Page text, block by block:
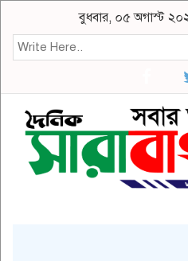
বুধবার, ০৫ অগাস্ট